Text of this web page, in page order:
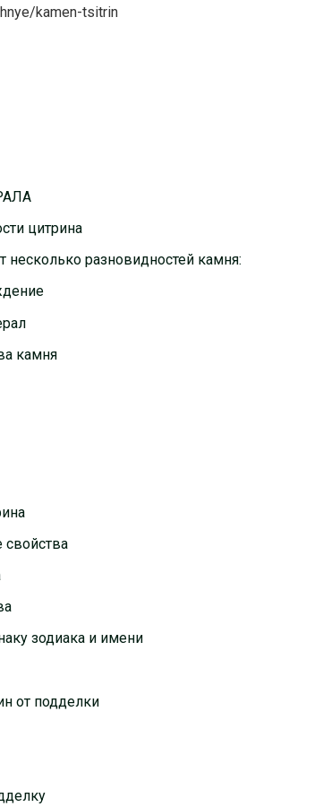
kamen-tsitrin
цитрина
несколько разновидностей камня:
камня
зодиака и имени
от подделки